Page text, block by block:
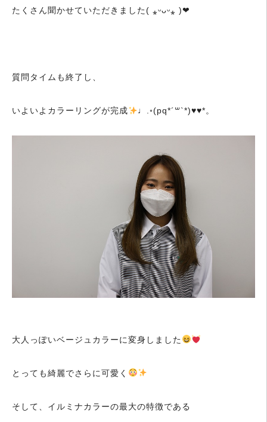
たくさん聞かせていただきました( ⁎ᵕᴗᵕ⁎ )❤︎
質問タイムも終了し、
いよいよカラーリングが完成 ♩.◦(pq*´꒳`*)♥♥*。
大人っぽいベージュカラーに変身しました
とっても綺麗でさらに可愛く
そして、イルミナカラーの最大の特徴である